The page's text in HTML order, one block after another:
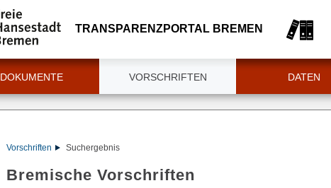
TRANSPARENZPORTAL BREMEN
DOKUMENTE VORSCHRIFTEN DATEN
Vorschriften Suchergebnis
Bremische Vorschriften